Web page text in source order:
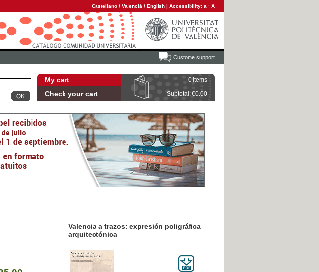
Castellano / Valencià / English | Accessibility: a · A
Custome support
My cart 0 items
Check your cart Subtotal: €0.00
Valencia a trazos: expresión poligráfica
arquitectónica